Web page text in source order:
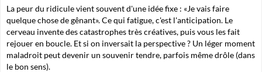
La peur du ridicule vient souvent d'une idée fixe : «Je vais faire
quelque chose de gênant». Ce qui fatigue, c'est l'anticipation. Le
cerveau invente des catastrophes très créatives, puis vous les fait
rejouer en boucle. Et si on inversait la perspective ? Un léger moment
maladroit peut devenir un souvenir tendre, parfois même drôle (dans
le bon sens).